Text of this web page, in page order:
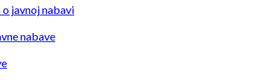
javnoj nabavi
nabave